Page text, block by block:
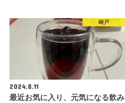
崎戸
2024.8.11
最近お気に入り、元気になる飲み